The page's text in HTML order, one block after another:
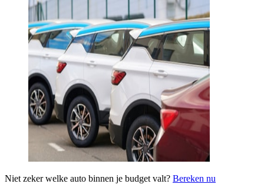
Niet zeker welke auto binnen je budget valt? Bereken nu